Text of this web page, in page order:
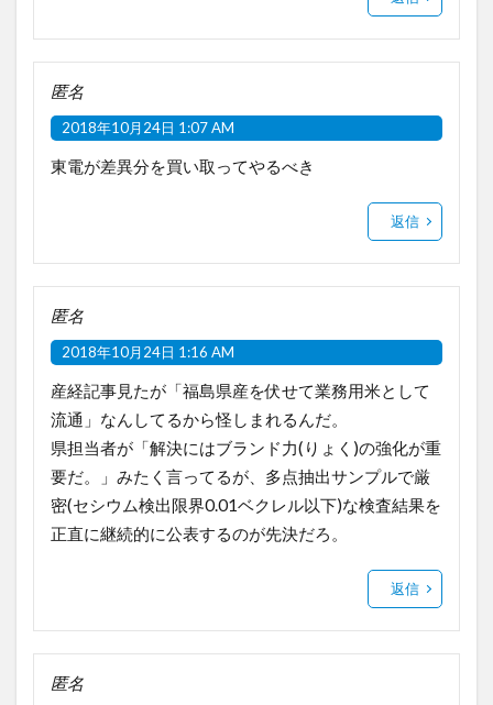
匿名
2018年10月24日 1:07 AM
東電が差異分を買い取ってやるべき
返信
匿名
2018年10月24日 1:16 AM
産経記事見たが「福島県産を伏せて業務用米として
流通」なんしてるから怪しまれるんだ。
県担当者が「解決にはブランド力(りょく)の強化が重
要だ。」みたく言ってるが、多点抽出サンプルで厳
密(セシウム検出限界0.01ベクレル以下)な検査結果を
正直に継続的に公表するのが先決だろ。
返信
匿名